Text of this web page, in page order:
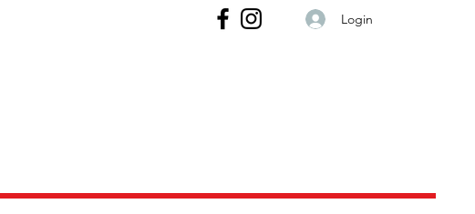
Login